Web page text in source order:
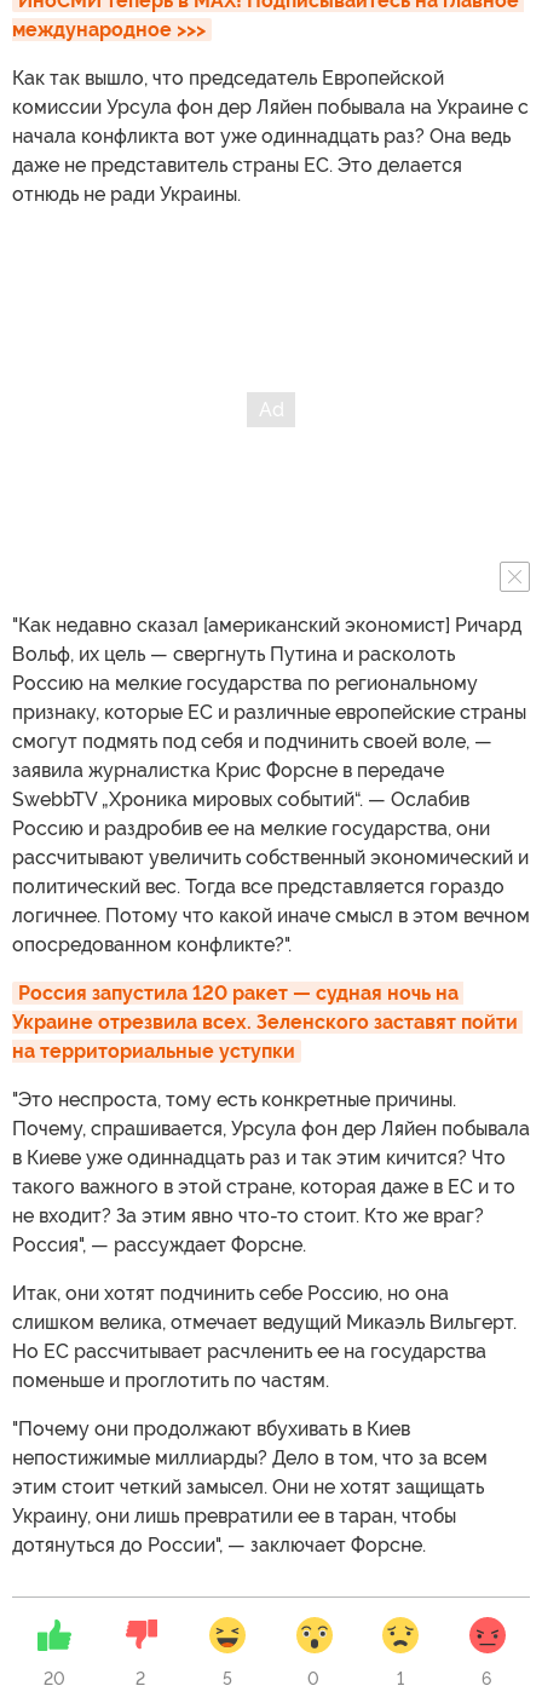
международное >>>
Как так вышло, что председатель Европейской
комиссии Урсула фон дер Ляйен побывала на Украине с
начала конфликта вот уже одиннадцать раз? Она ведь
даже не представитель страны ЕС. Это делается
отнюдь не ради Украины.
"Как недавно сказал [американский экономист] Ричард
Вольф, их цель — свергнуть Путина и расколоть
Россию на мелкие государства по региональному
признаку, которые ЕС и различные европейские страны
смогут подмять под себя и подчинить своей воле, —
заявила журналистка Крис Форсне в передаче
SwebbTV „Хроника мировых событий“. — Ослабив
Россию и раздробив ее на мелкие государства, они
рассчитывают увеличить собственный экономический и
политический вес. Тогда все представляется гораздо
логичнее. Потому что какой иначе смысл в этом вечном
опосредованном конфликте?".
Россия запустила 120 ракет — судная ночь на
Украине отрезвила всех. Зеленского заставят пойти
на территориальные уступки
"Это неспроста, тому есть конкретные причины.
Почему, спрашивается, Урсула фон дер Ляйен побывала
в Киеве уже одиннадцать раз и так этим кичится? Что
такого важного в этой стране, которая даже в ЕС и то
не входит? За этим явно что-то стоит. Кто же враг?
Россия", — рассуждает Форсне.
Итак, они хотят подчинить себе Россию, но она
слишком велика, отмечает ведущий Микаэль Вильгерт.
Но ЕС рассчитывает расчленить ее на государства
поменьше и проглотить по частям.
"Почему они продолжают вбухивать в Киев
непостижимые миллиарды? Дело в том, что за всем
этим стоит четкий замысел. Они не хотят защищать
Украину, они лишь превратили ее в таран, чтобы
дотянуться до России", — заключает Форсне.
20 2 5 0 1 6